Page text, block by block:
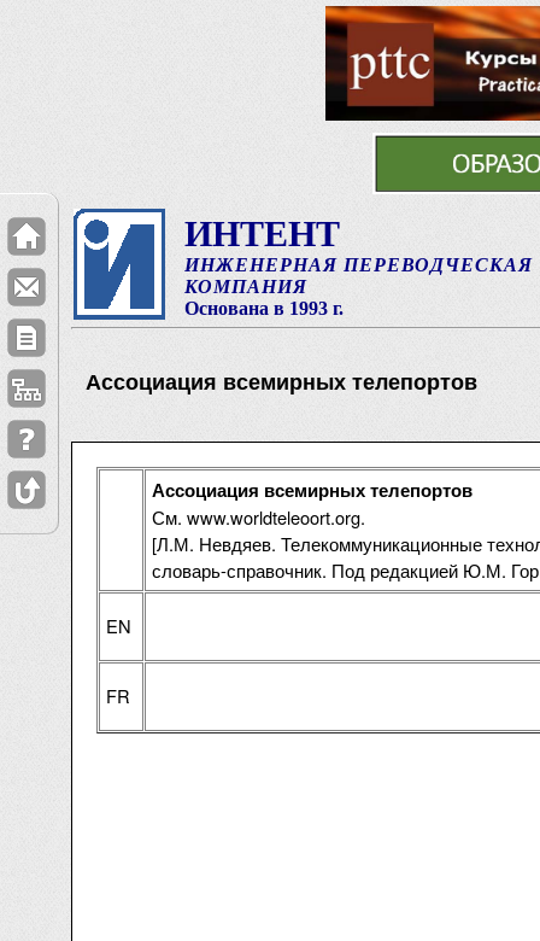
ИНТЕНТ
ИНЖЕНЕРНАЯ ПЕРЕВОДЧЕСКАЯ
КОМПАНИЯ
Основана в 1993 г.
Ассоциация всемирных телепортов
Ассоциация всемирных телепортов
См. www.worldteleoort.org.
[Л.М. Невдяев. Телекоммуникационные
словарь-справочник. Под редакцией Ю.М.
EN
FR